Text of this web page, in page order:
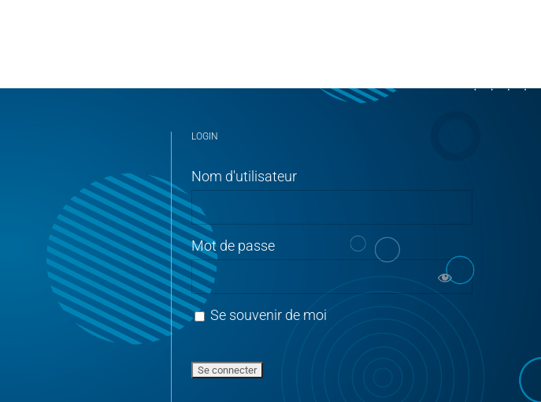
LOGIN
Nom d'utilisateur
Mot de passe
Se souvenir de moi